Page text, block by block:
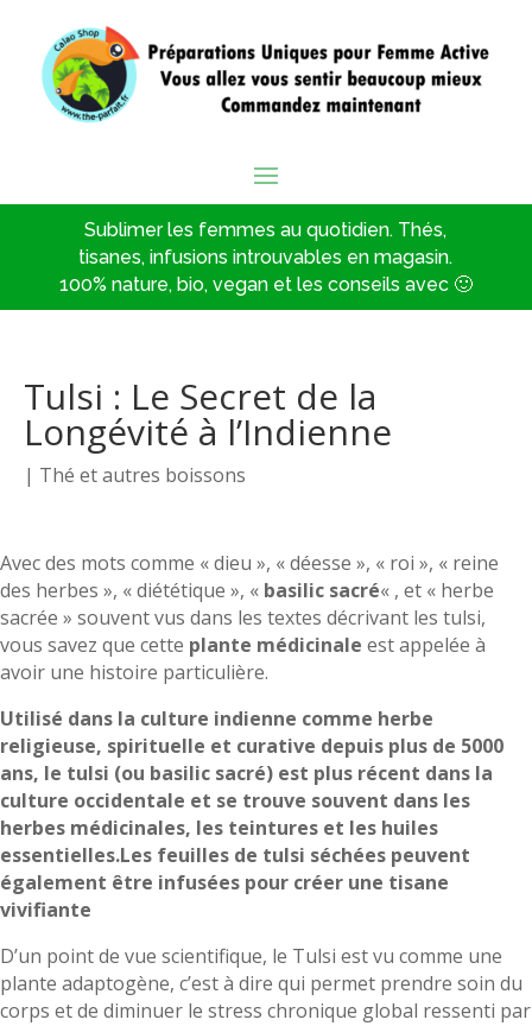
Sublimer les femmes au quotidien. Thés,
tisanes, infusions introuvables en magasin.
100% nature, bio, vegan et les conseils avec 🙂
Tulsi : Le Secret de la
Longévité à l’Indienne
| Thé et autres boissons
Avec des mots comme « dieu », « déesse », « roi », « reine
des herbes », « diététique », « basilic sacré« , et « herbe
sacrée » souvent vus dans les textes décrivant les tulsi,
vous savez que cette plante médicinale est appelée à
avoir une histoire particulière.
Utilisé dans la culture indienne comme herbe
religieuse, spirituelle et curative depuis plus de 5000
ans, le tulsi (ou basilic sacré) est plus récent dans la
culture occidentale et se trouve souvent dans les
herbes médicinales, les teintures et les huiles
essentielles.Les feuilles de tulsi séchées peuvent
également être infusées pour créer une tisane
vivifiante
D’un point de vue scientifique, le Tulsi est vu comme une
plante adaptogène, c’est à dire qui permet prendre soin du
corps et de diminuer le stress chronique global ressenti par